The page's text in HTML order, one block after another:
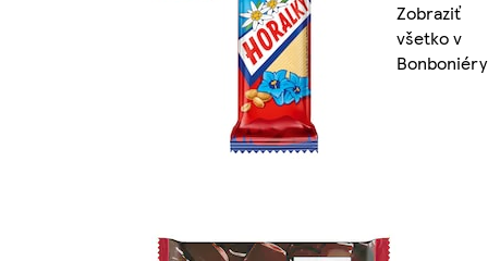
Zobraziť
všetko v
Bonboniéry